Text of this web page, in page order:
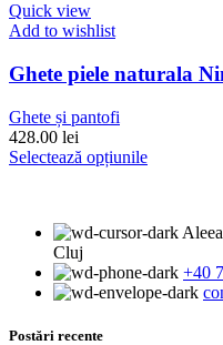
variații.
Opțiunile
în
Quick view
Add to wishlist
Ghete piele naturala
Ghete și pantofi
428.00 lei
Selectează opțiunileAcest
multe
Opțiunile
pot
Cluj
+40
Postări recente